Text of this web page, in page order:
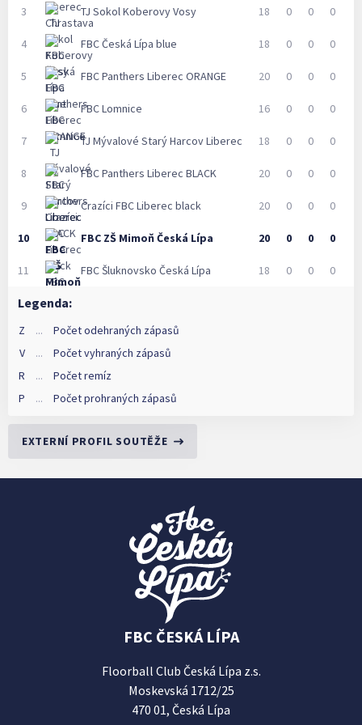
3 TJ Sokol Koberovy Vosy 18 0 0 0
4 FBC Česká Lípa blue 18 0 0 0
5 FBC Panthers Liberec ORANGE 20 0 0 0
6 FBC Lomnice 16 0 0 0
7 TJ Mývalové Starý Harcov Liberec 18 0 0 0
8 FBC Panthers Liberec BLACK 20 0 0 0
9 Crazíci FBC Liberec black 20 0 0 0
10 FBC ZŠ Mimoň Česká Lípa 20 0 0 0
11 FBC Šluknovsko Česká Lípa 18 0 0 0
Legenda:
Z ...
Počet odehraných zápasů
V
...
Počet vyhraných zápasů
R
...
Počet remíz
P
... Počet prohraných zápasů
EXTERNÍ PROFIL SOUTĚŽE
FBC ČESKÁ LÍPA
Floorball Club Česká Lípa z.s.
Moskevská 1712/25
470 01, Česká Lípa